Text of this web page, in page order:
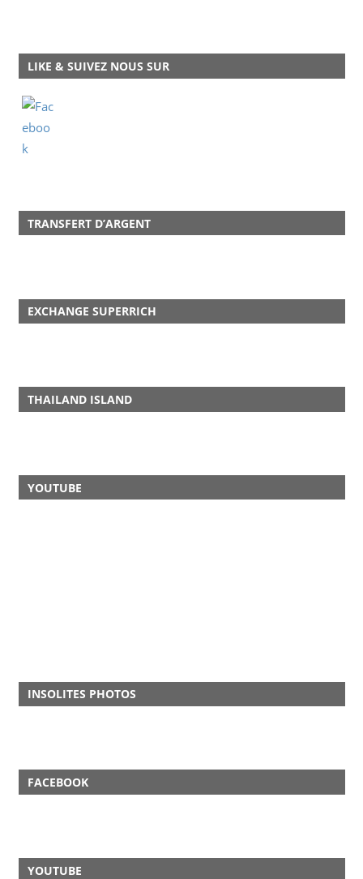
LIKE & SUIVEZ NOUS SUR
TRANSFERT D’ARGENT
EXCHANGE SUPERRICH
THAILAND ISLAND
YOUTUBE
INSOLITES PHOTOS
FACEBOOK
YOUTUBE